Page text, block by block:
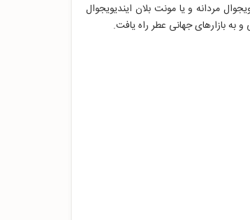
مردانه و یا مونت بلان ایندیویجوال
به بازارهای جهانی عطر راه یافت.